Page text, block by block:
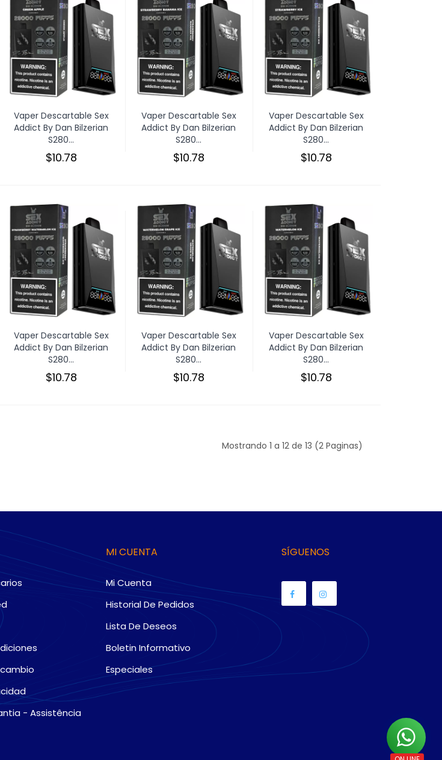
Vaper Descartable Sex
Addict By Dan Bilzerian
S280...
$10.78
Vaper Descartable Sex
Addict By Dan Bilzerian
S280...
$10.78
Vaper Descartable Sex
Addict By Dan Bilzerian
S280...
$10.78
Vaper Descartable Sex
Addict By Dan Bilzerian
S280...
$10.78
Vaper Descartable Sex
Addict By Dan Bilzerian
S280...
$10.78
Vaper Descartable Sex
Addict By Dan Bilzerian
S280...
$10.78
Mostrando 1 a 12 de 13 (2 Paginas)
- Assistência
MI CUENTA
Mi Cuenta
Historial De Pedidos
Lista De Deseos
Boletin Informativo
Especiales
SÍGUENOS